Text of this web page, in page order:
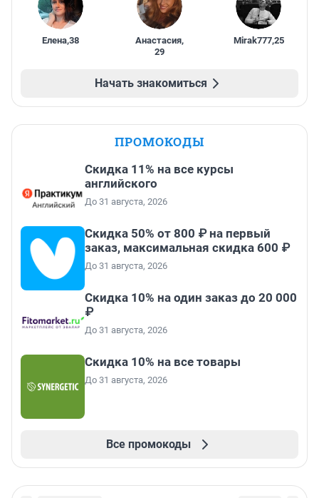
Елена,38 Анастасия,
29
Mirak777,25
Начать знакомиться
ПРОМОКОДЫ
Скидка 11% на все курсы
английского
До 31 августа, 2026
Скидка 50% от 800 ₽ на первый
заказ, максимальная скидка 600 ₽
До 31 августа, 2026
Скидка 10% на один заказ до 20 000
₽
До 31 августа, 2026
Скидка 10% на все товары
До 31 августа, 2026
Все промокоды